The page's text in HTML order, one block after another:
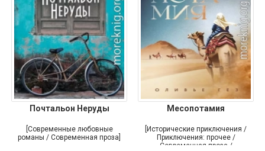
Почтальон Неруды
[Современные любовные
романы / Современная проза]
Месопотамия
[Исторические приключения /
Приключения: прочее /
Современная проза /